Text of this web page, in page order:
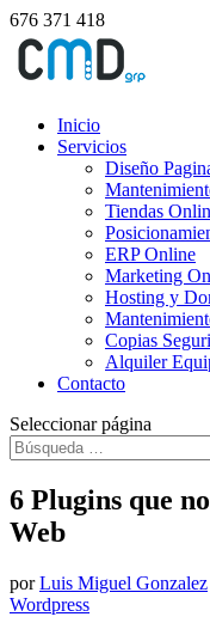
676 371 418
Inicio
Servicios
Diseño
Tiendas
ERP Online
Marketing
Hosting y
Copias
Alquiler
Contacto
Seleccionar página
6 Plugins que
Web
porLuis Miguel Gonzalez
Wordpress